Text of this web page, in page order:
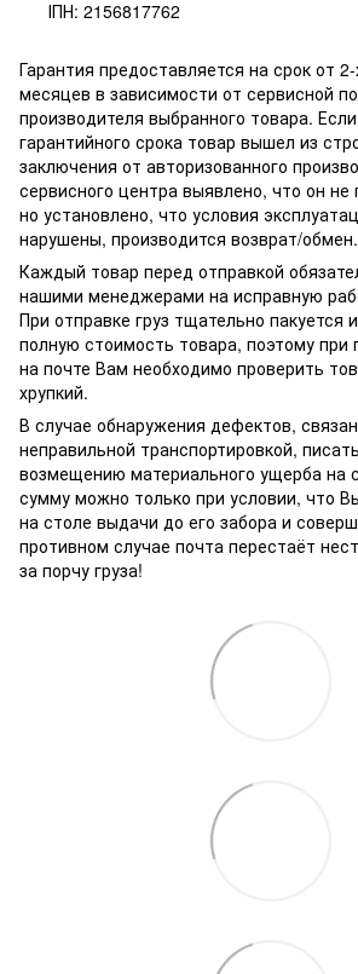
ІПН: 2156817762
Гарантия предоставляется на срок от
месяцев в зависимости от сервисной
производителя выбранного товара.
гарантийного срока товар вышел из
заключения от авторизованного
сервисного центра выявлено, что он
но установлено, что условия
нарушены, производится возврат/обмен.
Каждый товар перед отправкой
нашими менеджерами на исправную
При отправке груз тщательно пакуется
полную стоимость товара, поэтому при
на почте Вам необходимо проверить
хрупкий.
В случае обнаружения дефектов,
неправильной транспортировкой,
возмещению материального ущерба на
сумму можно только при условии, что
на столе выдачи до его забора и
противном случае почта перестаёт
за порчу груза!